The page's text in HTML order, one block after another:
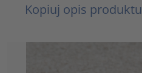
Kopiuj opis produktu